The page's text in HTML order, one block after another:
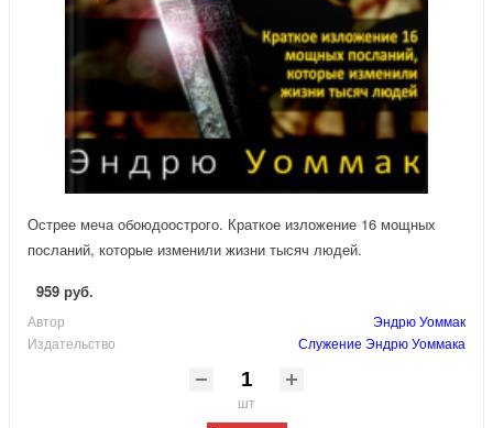
Острее меча обоюдоострого. Краткое изложение 16 мощных
посланий, которые изменили жизни тысяч людей.
959 руб.
Автор
Эндрю Уоммак
Издательство
Служение Эндрю Уоммака
шт